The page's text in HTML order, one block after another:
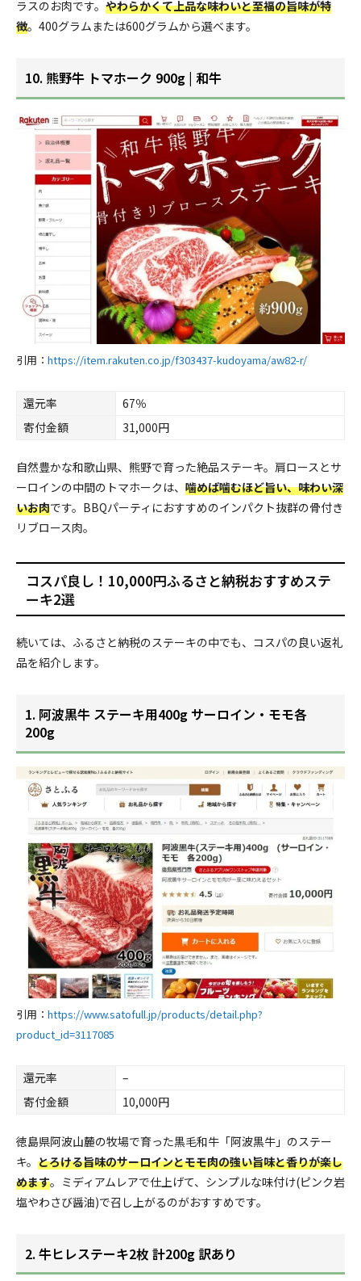
ラスのお肉です。 やわらかくて上品な味わいと至福の旨味が特
徴。400グラムまたは600グラムから選べます。
10. 熊野牛 トマホーク 900g | 和牛
引用： https://item.rakuten.co.jp/f303437-kudoyama/aw82-r/
還元率
67％
寄付金額
31,000円
自然豊かな和歌山県、熊野で育った絶品ステーキ。肩ロースとサ
ーロインの中間のトマホークは、 噛めば噛むほど旨い、味わい深
いお肉です。BBQパーティにおすすめのインパクト抜群の骨付き
リブロース肉。
コスパ良し！10,000円ふるさと納税おすすめステ
ーキ2選
続いては、ふるさと納税のステーキの中でも、コスパの良い返礼
品を紹介します。
1. 阿波黒牛 ステーキ用400g サーロイン・モモ各
200g
引用： https://www.satofull.jp/products/detail.php?
product_id=3117085
還元率
–
寄付金額
10,000円
徳島県阿波山麓の牧場で育った黒毛和牛「阿波黒牛」のステー
キ。 とろける旨味のサーロインとモモ肉の強い旨味と香りが楽し
めます。ミディアムレアで仕上げて、シンプルな味付け(ピンク岩
塩やわさび醤油)で召し上がるのがおすすめです。
2. 牛ヒレステーキ2枚 計200g 訳あり